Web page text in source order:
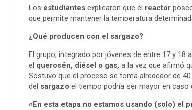
Los estudiantes explicaron que el reactor
que permite mantener la temperatura
¿Qué producen con el sargazo?
El grupo, integrado por jóvenes de entre 17 y 18
el querosén, diésel o gas, a la vez que afirmó
Sostuvo que el proceso se toma alrededor de
del sargazo el tiempo podría ser mayor en caso
«En esta etapa no estamos usando (solo) el